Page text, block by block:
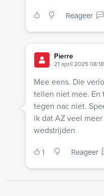
Reageer
Pierre
21 april 2025 08:18
Mee eens. Die
tellen niet mee. En
tegen nac niet.
ik dat AZ veel
wedstrijden
1 Reageer